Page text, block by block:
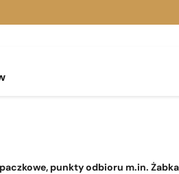
punkty odbioru m.in.